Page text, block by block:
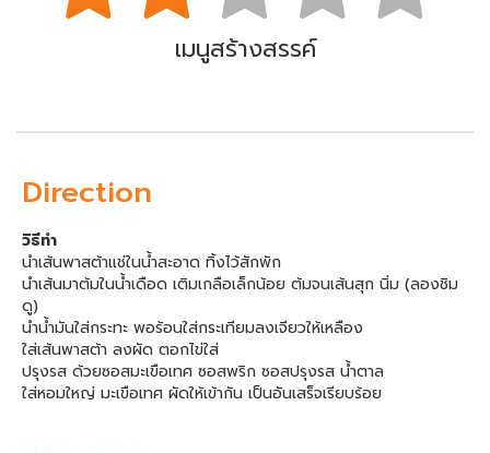
เมนูสร้างสรรค์
Direction
วิธีทำ
นำเส้นพาสต้าแช่ในน้ำสะอาด ทิ้งไว้สักพัก
นำเส้นมาต้มในน้ำเดือด เติมเกลือเล็กน้อย ต้มจนเส้นสุก นิ่ม (ลองชิม
ดู)
นำน้ำมันใส่กระทะ พอร้อนใส่กระเทียมลงเจียวให้เหลือง
ใส่เส้นพาสต้า ลงผัด ตอกไข่ใส่
ปรุงรส ด้วยซอสมะเขือเทศ ซอสพริก ซอสปรุงรส น้ำตาล
ใส่หอมใหญ่ มะเขือเทศ ผัดให้เข้ากัน เป็นอันเสร็จเรียบร้อย